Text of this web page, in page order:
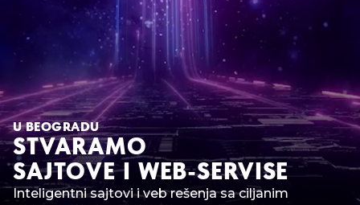
STVARAMO
SAJTOVE I WEB-SERVISE
U BEOGRADU
Inteligentni sajtovi i veb rešenja sa ciljanim